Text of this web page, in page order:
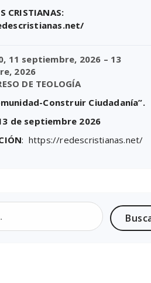
CRISTIANAS:
, 11 septiembre, 2026 – 13
2026
DE TEOLOGÍA
Construir Ciudadanía”.
de septiembre 2026
: https://redescristianas.net/